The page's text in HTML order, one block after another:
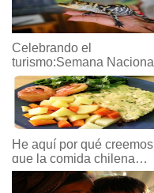
Celebrando el
turismo:Semana Nacional
del Turismo 2016
He aquí por qué creemos
que la comida chilena
apesta.